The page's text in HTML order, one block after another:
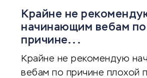
Крайне не
начинающим вебам по
причине...
Крайне не рекомендую
вебам по причине плохой